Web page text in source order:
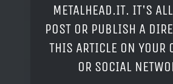
METALHEAD.IT. IT'S
POST OR PUBLISH A
THIS ARTICLE ON YOUR
OR SOCIAL